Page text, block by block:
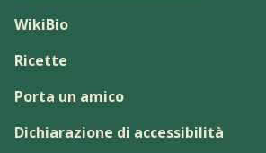
WikiBio
Ricette
Porta un amico
Dichiarazione di accessibilità